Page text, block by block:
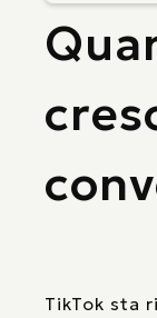
TikTok sta